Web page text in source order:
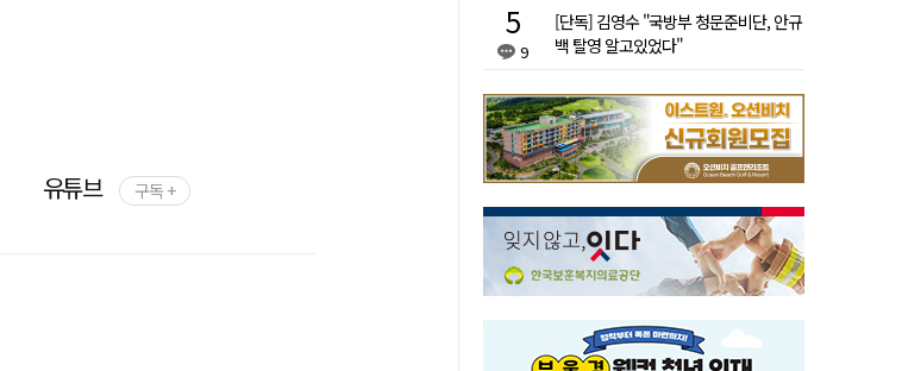
유튜브 구독 +
9
[단독] 김영수 "국방부 청문준비단, 안규
백 탈영 알고있었다"